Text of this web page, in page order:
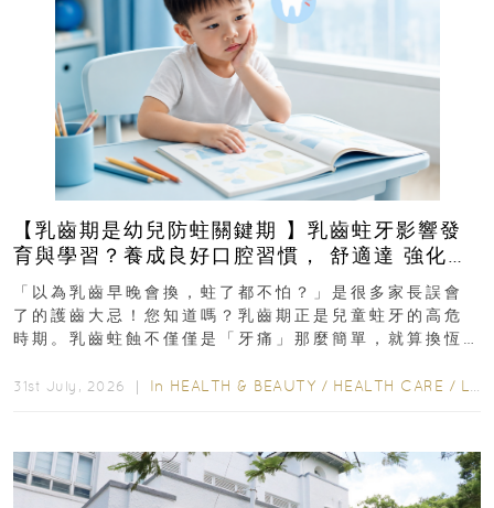
【乳齒期是幼兒防蛀關鍵期 】乳齒蛀牙影響發
育與學習？養成良好口腔習慣， 舒適達 強化琺
瑯質 兒童牙膏防護指南
「以為乳齒早晚會換，蛀了都不怕？」是很多家長誤會
了的護齒大忌！您知道嗎？乳齒期正是兒童蛀牙的高危
時期。乳齒蛀蝕不僅僅是「牙痛」那麼簡單，就算換恆
31st July, 2026 ｜ In HEALTH & BEAUTY / HEALTH CARE / LIFESTYLE